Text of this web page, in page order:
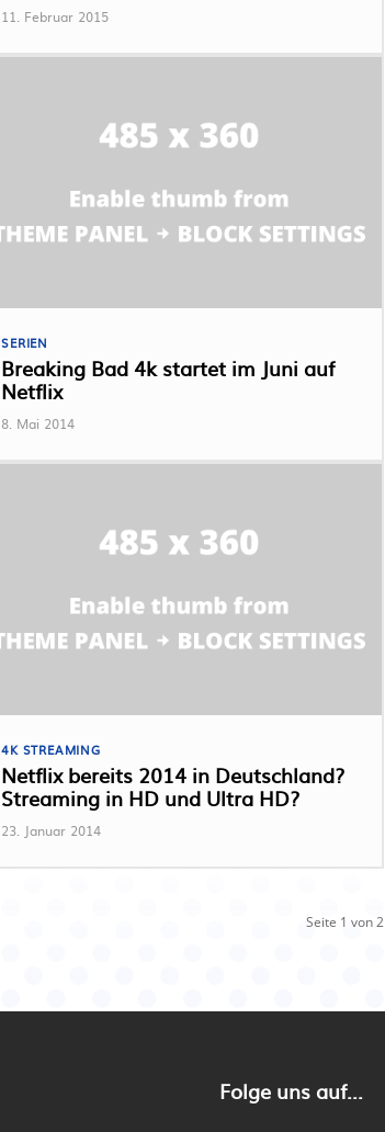
11. Februar 2015
SERIEN
Breaking Bad 4k startet im Juni auf
Netflix
8. Mai 2014
4K STREAMING
Netflix bereits 2014 in Deutschland?
Streaming in HD und Ultra HD?
23. Januar 2014
Seite 1 von 2
Folge uns auf...